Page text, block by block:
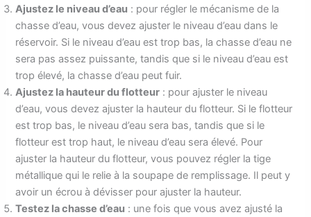
Ajustez le niveau d’eau : pour régler le mécanisme de la
chasse d’eau, vous devez ajuster le niveau d’eau dans le
réservoir. Si le niveau d’eau est trop bas, la chasse d’eau ne
sera pas assez puissante, tandis que si le niveau d’eau est
trop élevé, la chasse d’eau peut fuir.
Ajustez la hauteur du flotteur : pour ajuster le niveau
d’eau, vous devez ajuster la hauteur du flotteur. Si le flotteur
est trop bas, le niveau d’eau sera bas, tandis que si le
flotteur est trop haut, le niveau d’eau sera élevé. Pour
ajuster la hauteur du flotteur, vous pouvez régler la tige
métallique qui le relie à la soupape de remplissage. Il peut y
avoir un écrou à dévisser pour ajuster la hauteur.
Testez la chasse d’eau : une fois que vous avez ajusté la